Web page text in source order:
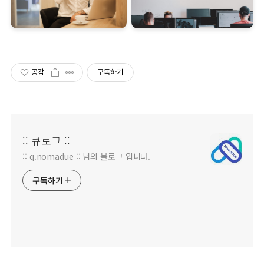
공감 구독하기
:: 큐로그 ::
:: q.nomadue :: 님의 블로그 입니다.
구독하기